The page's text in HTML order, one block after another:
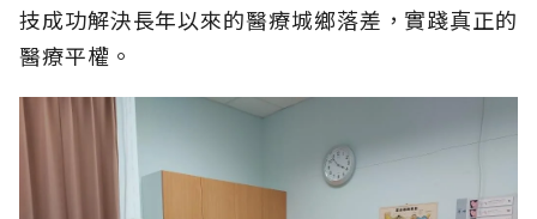
技成功解決長年以來的醫療城鄉落差，實踐真正的
醫療平權。